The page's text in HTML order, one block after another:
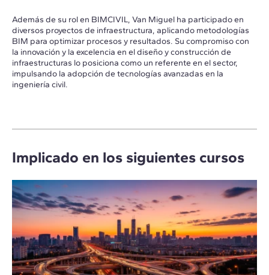
Además de su rol en BIMCIVIL, Van Miguel ha participado en
diversos proyectos de infraestructura, aplicando metodologías
BIM para optimizar procesos y resultados. Su compromiso con
la innovación y la excelencia en el diseño y construcción de
infraestructuras lo posiciona como un referente en el sector,
impulsando la adopción de tecnologías avanzadas en la
ingeniería civil.
Implicado en los siguientes cursos